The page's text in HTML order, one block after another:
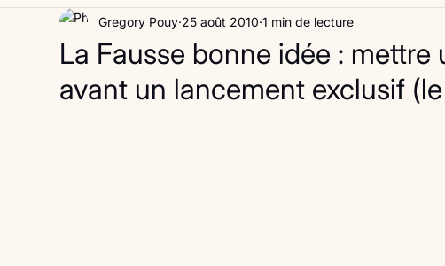
La Fausse bonne idée :
avant un lancement exclusif
Gregory Pouy 25 août 2010 1 min de lecture